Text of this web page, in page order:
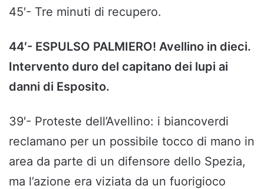
45′- Tre minuti di recupero.
44′- ESPULSO PALMIERO! Avellino in dieci.
Intervento duro del capitano dei lupi ai
danni di Esposito.
39′- Proteste dell’Avellino: i biancoverdi
reclamano per un possibile tocco di mano in
area da parte di un difensore dello Spezia,
ma l’azione era viziata da un fuorigioco